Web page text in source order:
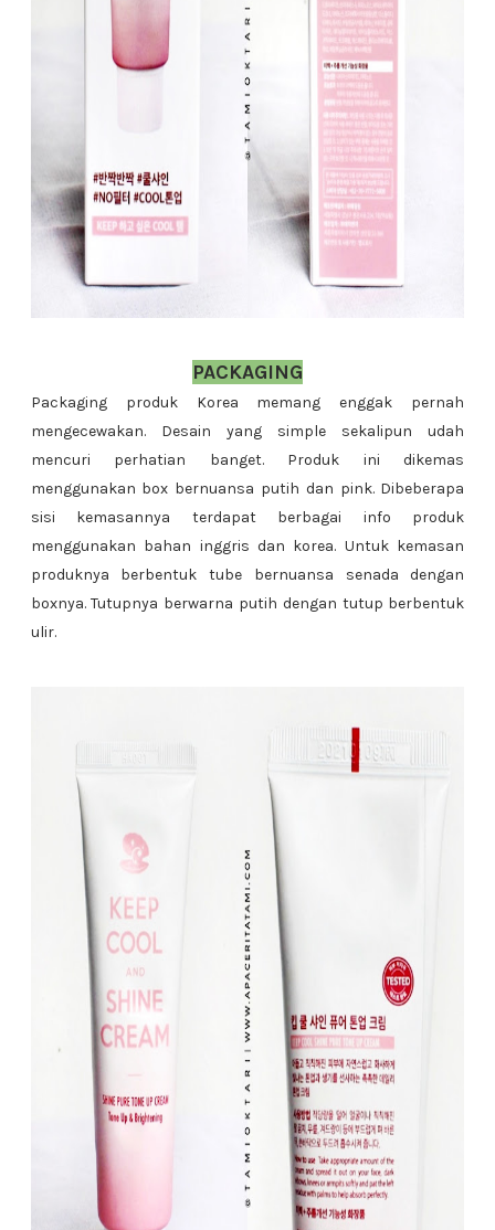
PACKAGING
Packaging produk Korea memang enggak pernah
mengecewakan. Desain yang simple sekalipun udah
mencuri perhatian banget. Produk ini dikemas
menggunakan box bernuansa putih dan pink. Dibeberapa
sisi kemasannya terdapat berbagai info produk
menggunakan bahan inggris dan korea. Untuk kemasan
produknya berbentuk tube bernuansa senada dengan
boxnya. Tutupnya berwarna putih dengan tutup berbentuk
ulir.